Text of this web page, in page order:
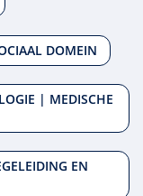
DOMEIN
| MEDISCHE
EN